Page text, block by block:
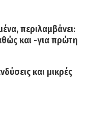
περιλαμβάνει:
και -για πρώτη
και μικρές